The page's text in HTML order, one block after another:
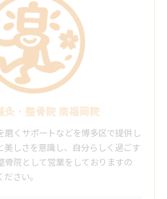
灸・整骨院 南福岡院
磨くサポートなどを博多区で提供し
美しさを意識し、自分らしく過ごす
骨院として営業をしておりますの
さい。